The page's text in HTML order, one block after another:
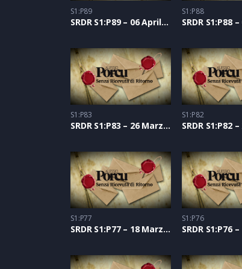
S1:P89
SRDR S1:P89 – 06 Aprile 2021
S1:P88
S1:P83
SRDR S1:P83 – 26 Marzo 2021
S1:P82
S1:P77
SRDR S1:P77 – 18 Marzo 2021
S1:P76